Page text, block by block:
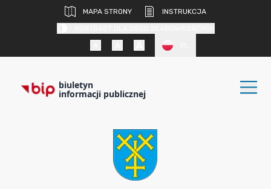
MAPA STRONY
INSTRUKCJA
biuletyn
informacji publicznej